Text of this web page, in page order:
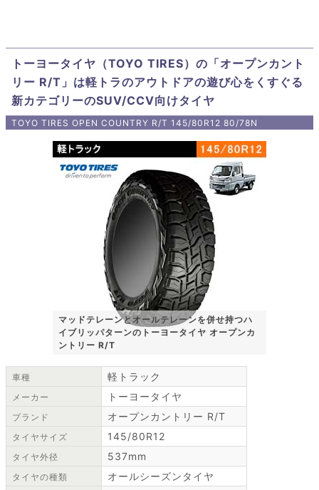
トーヨータイヤ（TOYO TIRES）の「オープンカント
リー R/T」は軽トラのアウトドアの遊び心をくすぐる
新カテゴリーのSUV/CCV向けタイヤ
TOYO TIRES OPEN COUNTRY R/T 145/80R12 80/78N
マッドテレーンとオールテレーンを併せ持つハ
イブリッパターンのトーヨータイヤ オープンカ
ントリー R/T
車種 軽トラック
メーカー トーヨータイヤ
ブランド オープンカントリー R/T
タイヤサイズ 145/80R12
タイヤ外径 537mm
タイヤの種類 オールシーズンタイヤ